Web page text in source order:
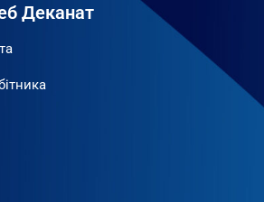
Деканат